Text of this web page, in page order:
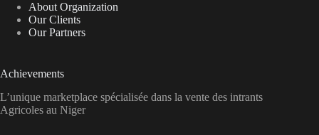
About Organization
Our Clients
Our Partners
Achievements
L’unique marketplace spécialisée dans la vente des intrants
Agricoles au Niger